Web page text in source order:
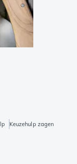
Keuzehulp zagen